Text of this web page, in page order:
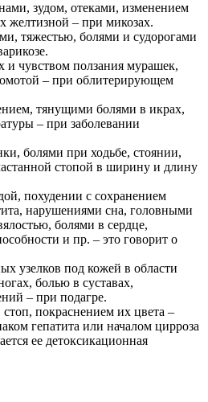
зудом, отеками, изменением
желтизной – при микозах.
тяжестью, болями и судорогами
и чувством ползания мурашек,
– при облитерирующем
тянущими болями в икрах,
– при заболевании
болями при ходьбе, стоянии,
стопой в ширину и длину
похудении с сохранением
нарушениями сна, головными
болями в сердце,
и пр. – это говорит о
узелков под кожей в области
болью в суставах,
– при подагре.
покраснением их цвета –
гепатита или началом цирроза
ее детоксикационная